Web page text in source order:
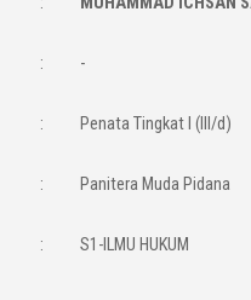
: -
: Penata Tingkat I (III/d)
: Panitera Muda Pidana
: S1-ILMU HUKUM